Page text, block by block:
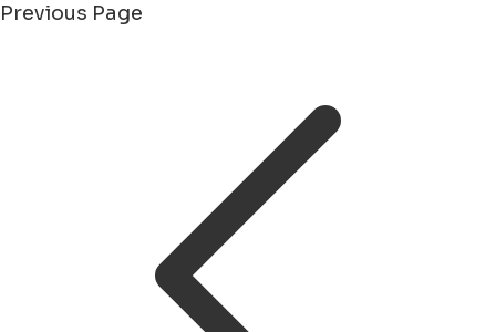
Previous Page